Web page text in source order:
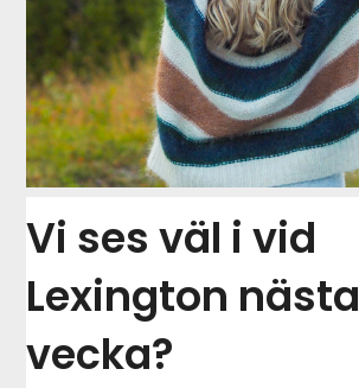
Vi ses väl i vid
Lexington nästa
vecka?